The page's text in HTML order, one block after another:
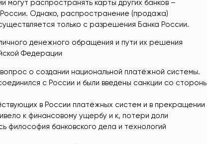
могут распространять карты других банков –
Однако, распространение (продажа)
только с разрешения Банка России.
денежного обращения и пути их решения
Федерации
о создании национальной платёжной системы.
с России и были введены санкции со
в России платёжных систем и в прекращении
к финансовому ущербу и к, потери доли
философия банковского дела и технологий